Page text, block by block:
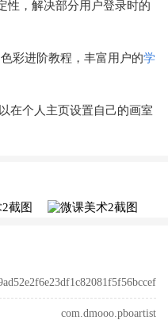
性，解决部分用户登录时的
彩进阶教程，丰富用户的学
在个人主页设置自己的画室
com.dmooo.pboartist